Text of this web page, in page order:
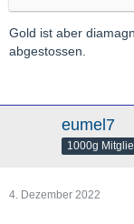
Gold ist aber
abgestossen.
eumel7
1000g
4. Dezember 2022